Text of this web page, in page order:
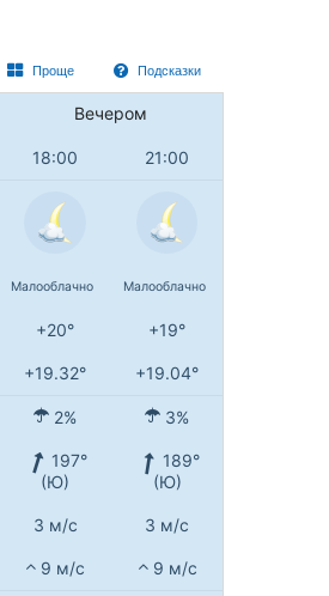
Проще Подсказки
Вечером
18:00 21:00
Малооблачно Малооблачно
+20° +19°
+19.32° +19.04°
2% 3%
197°
(Ю)
189°
(Ю)
3 м/с 3 м/с
9 м/с 9 м/с